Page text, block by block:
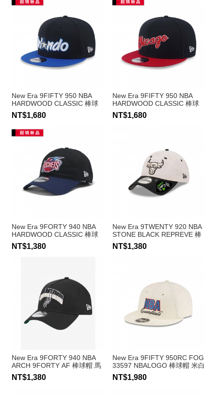
New Era 9FIFTY 950 NBA
HARDWOOD CLASSIC 棒球
帽 魔術隊
NT$1,680
New Era 9FIFTY 950 NBA
HARDWOOD CLASSIC 棒球
帽 公牛隊
NT$1,680
New Era 9FORTY 940 NBA
HARDWOOD CLASSIC 棒球
帽 火箭隊
NT$1,380
New Era 9TWENTY 920 NBA
STONE BLACK REPREVE 棒
球帽 公牛隊
NT$1,380
New Era 9FORTY 940 NBA
ARCH 9FORTY AF 棒球帽 馬
刺隊
NT$1,380
New Era 9FIFTY 950RC FOG
33597 NBALOGO 棒球帽 米白
NT$1,980